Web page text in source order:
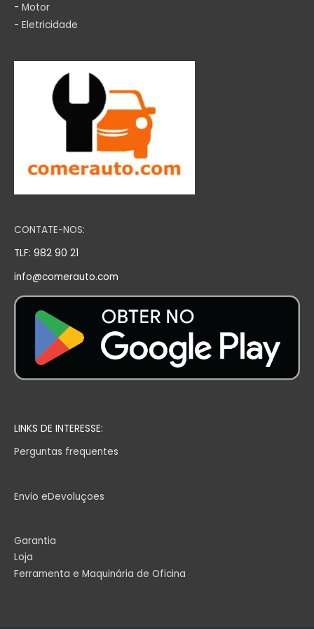
- Motor
- Eletricidade
CONTATE-NOS:
TLF: 982 90 21
info@comerauto.com
LINKS DE INTERESSE:
Perguntas frequentes
Envio eDevoluçoes
Garantia
Loja
Ferramenta e Maquinária de Oficina